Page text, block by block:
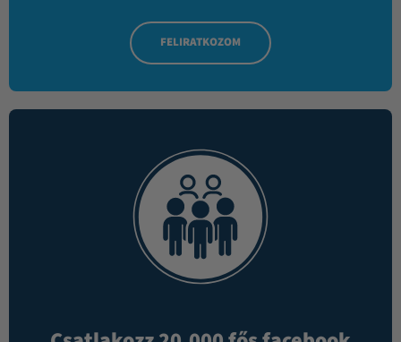
FELIRATKOZOM